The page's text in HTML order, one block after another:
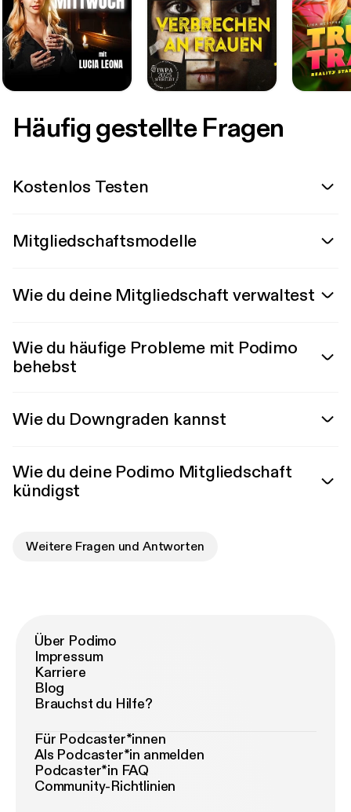
Häufig gestellte Fragen
Kostenlos Testen
Mitgliedschaftsmodelle
Wie du deine Mitgliedschaft verwaltest
Wie du häufige Probleme mit Podimo
behebst
Wie du Downgraden kannst
Wie du deine Podimo Mitgliedschaft
kündigst
Weitere Fragen und Antworten
Über Podimo
Impressum
Karriere
Blog
Brauchst du Hilfe?
Für Podcaster*innen
Als Podcaster*in anmelden
Podcaster*in FAQ
Community-Richtlinien